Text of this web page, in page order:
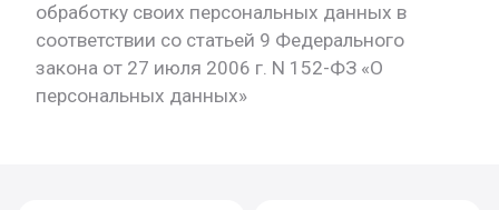
обработку своих персональных данных в
соответствии со статьей 9 Федерального
закона от 27 июля 2006 г. N 152-ФЗ «О
персональных данных»